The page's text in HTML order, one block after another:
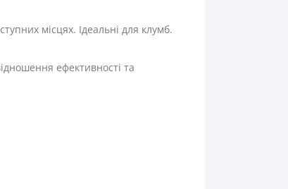
місцях. Ідеальні для клумб.
ефективності та